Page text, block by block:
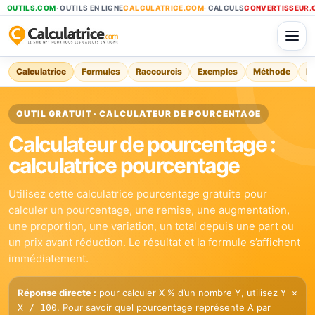
OUTILS.COM· OUTILS EN LIGNECALCULATRICE.COM· CALCULS
Calculatrice Formules Raccourcis Exemples Méthode
OUTIL GRATUIT · CALCULATEUR DE POURCENTAGE
Calculateur de pourcentage :
calculatrice pourcentage
Utilisez cette calculatrice pourcentage gratuite pour
calculer un pourcentage, une remise, une augmentation,
une proportion, une variation, un total depuis une part ou
un prix avant réduction. Le résultat et la formule s’affichent
immédiatement.
Réponse directe : pour calculer X % d’un nombre Y, utilisez Y ×
X / 100. Pour savoir quel pourcentage représente A par